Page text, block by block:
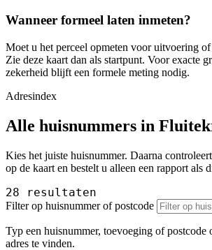
Wanneer formeel laten inmeten?
Moet u het perceel opmeten voor uitvoering of
Zie deze kaart dan als startpunt. Voor exacte
zekerheid blijft een formele meting nodig.
Adresindex
Alle huisnummers in
Kies het juiste huisnummer. Daarna
op de kaart en bestelt u alleen een rapport als
28 resultaten
Filter op huisnummer of postcode
Typ een huisnummer, toevoeging of postcode
adres te vinden.